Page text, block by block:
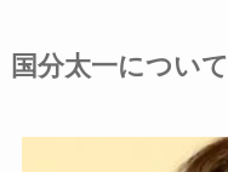
国分太一について